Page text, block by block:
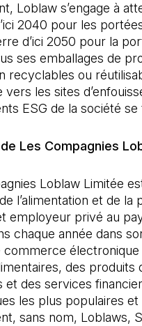
Loblaw s’engage à
2040 pour les
d’ici 2050 pour la
ses emballages de
recyclables ou
vers les sites
ESG de la société
Les Compagnies
Loblaw Limitée
l’alimentation et de
employeur privé au
chaque année dans
électronique
des
et des services
les plus populaires
sans nom, Loblaws,